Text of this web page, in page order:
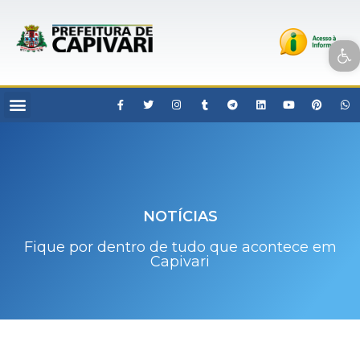
Open toolbar
NOTÍCIAS
Fique por dentro de tudo que acontece em
Capivari